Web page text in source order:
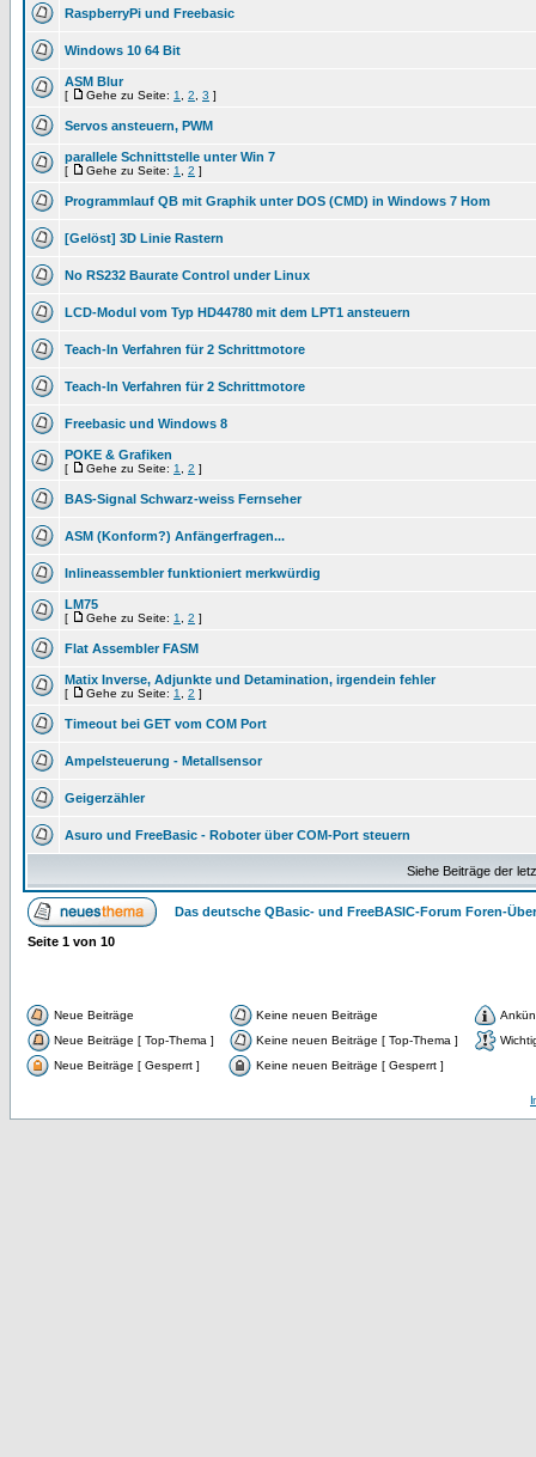
RaspberryPi und Freebasic
Windows 10 64 Bit
ASM Blur
[ Gehe zu Seite: 1 2 3 ]
Servos ansteuern, PWM
parallele Schnittstelle unter Win 7
[ Gehe zu Seite: 1 2 ]
Programmlauf QB mit Graphik unter DOS (CMD) in Windows 7 Hom
[Gelöst] 3D Linie Rastern
No RS232 Baurate Control under Linux
LCD-Modul vom Typ HD44780 mit dem LPT1 ansteuern
Teach-In Verfahren für 2 Schrittmotore
Teach-In Verfahren für 2 Schrittmotore
Freebasic und Windows 8
POKE & Grafiken
[ Gehe zu Seite: 1 2 ]
BAS-Signal Schwarz-weiss Fernseher
ASM (Konform?) Anfängerfragen...
Inlineassembler funktioniert merkwürdig
LM75
[ Gehe zu Seite: 1 2 ]
Flat Assembler FASM
Matix Inverse, Adjunkte und Detamination, irgendein fehler
[ Gehe zu Seite: 1 2 ]
Timeout bei GET vom COM Port
Ampelsteuerung - Metallsensor
Geigerzähler
Asuro und FreeBasic - Roboter über COM-Port steuern
Siehe Beiträge der
Das deutsche QBasic- und FreeBASIC-Forum Foren-
Seite 1 von 10
Neue Beiträge Keine neuen Beiträge
Neue Beiträge [ Top-Thema ]
Keine neuen Beiträge [ Top-Thema ]
Neue Beiträge [ Gesperrt ]
Keine neuen Beiträge [ Gesperrt ]